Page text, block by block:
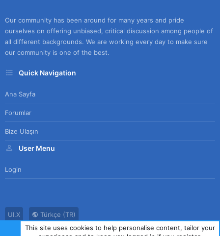
Our community has been around for many years and pride
ourselves on offering unbiased, critical discussion among people of
all different backgrounds. We are working every day to make sure
our community is one of the best.
Quick Navigation
Ana Sayfa
Forumlar
Bize Ulaşın
User Menu
Login
UI.X
Türkçe (TR)
Bize Ulaşın
Kullanım Sözleşmesi Gizlilik Politikası Yardım
This site uses cookies to help personalise content, tailor your